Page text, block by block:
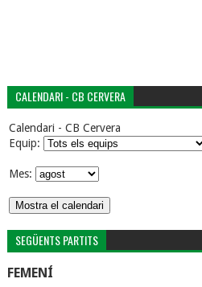
CALENDARI - CB CERVERA
Calendari - CB Cervera
Equip:
Mes:
SEGÜENTS PARTITS
FEMENÍ